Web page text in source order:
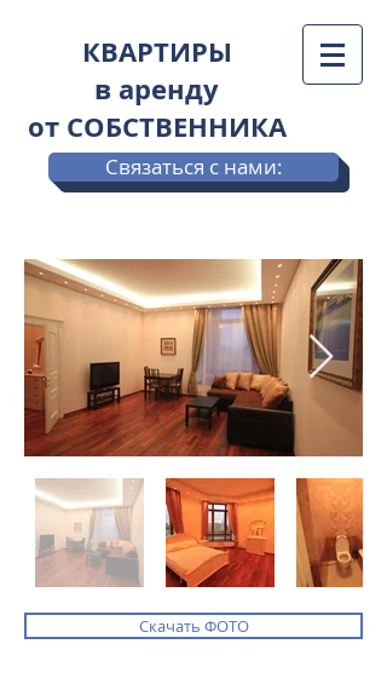
КВАРТИРЫ
в аренду
от СОБСТВЕННИКА
Связаться с нами:
Скачать ФОТО